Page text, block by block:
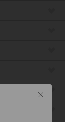
Close